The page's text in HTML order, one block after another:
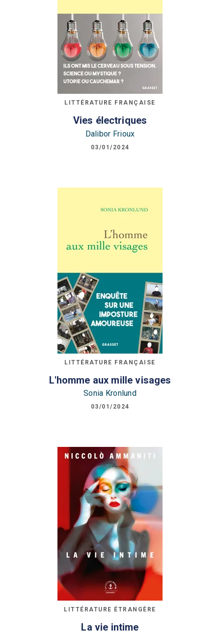
LITTÉRATURE FRANÇAISE
Vies électriques
Dalibor Frioux
03/01/2024
LITTÉRATURE FRANÇAISE
L'homme aux mille visages
Sonia Kronlund
03/01/2024
LITTÉRATURE ÉTRANGÈRE
La vie intime